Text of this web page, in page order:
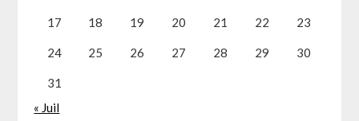
17 18 19 20 21 22 23
24 25 26 27 28 29 30
31
« Juil